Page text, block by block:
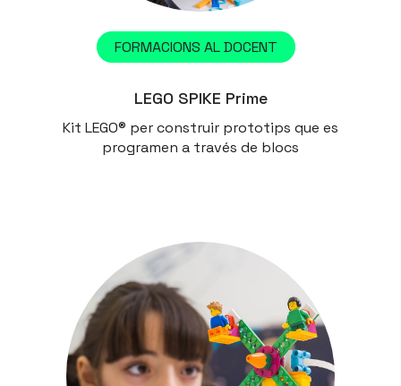
FORMACIONS AL DOCENT
LEGO SPIKE Prime
Kit LEGO® per construir prototips que es
programen a través de blocs